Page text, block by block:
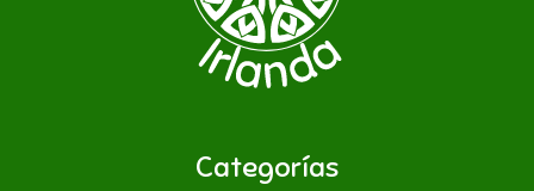
Categorías